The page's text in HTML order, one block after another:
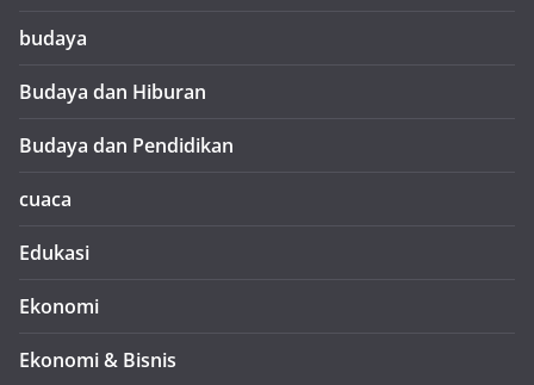
budaya
Budaya dan Hiburan
Budaya dan Pendidikan
cuaca
Edukasi
Ekonomi
Ekonomi & Bisnis